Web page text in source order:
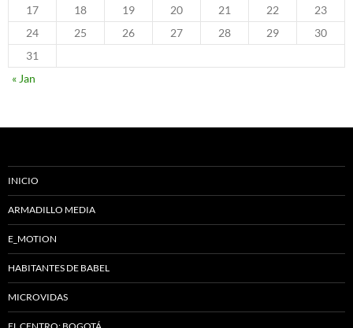
17
18 19 20 21 22
23
24
25 26 27 28 29
30
31
« Jan
INICIO
ARMADILLO MEDIA
E_MOTION
HABITANTES DE BABEL
MICROVIDAS